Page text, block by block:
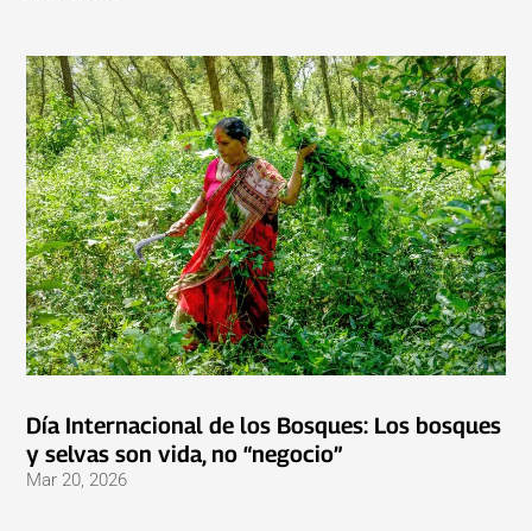
Día Internacional de los Bosques: Los bosques
y selvas son vida, no “negocio”
Mar 20, 2026